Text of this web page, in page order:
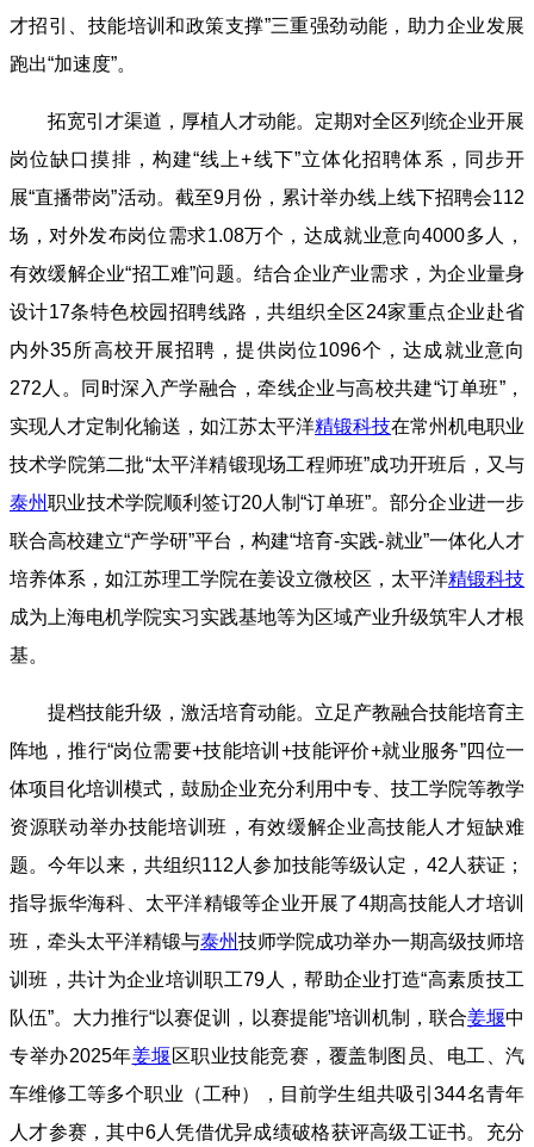
才招引、技能培训和政策支撑”三重强劲动能，助力企业发展
跑出“加速度”。
拓宽引才渠道，厚植人才动能。定期对全区列统企业开展
岗位缺口摸排，构建“线上+线下”立体化招聘体系，同步开
展“直播带岗”活动。截至9月份，累计举办线上线下招聘会112
场，对外发布岗位需求1.08万个，达成就业意向4000多人，
有效缓解企业“招工难”问题。结合企业产业需求，为企业量身
设计17条特色校园招聘线路，共组织全区24家重点企业赴省
内外35所高校开展招聘，提供岗位1096个，达成就业意向
272人。同时深入产学融合，牵线企业与高校共建“订单班”，
实现人才定制化输送，如江苏太平洋精锻科技在常州机电职业
技术学院第二批“太平洋精锻现场工程师班”成功开班后，又与
泰州职业技术学院顺利签订20人制“订单班”。部分企业进一步
联合高校建立“产学研”平台，构建“培育-实践-就业”一体化人才
培养体系，如江苏理工学院在姜设立微校区，太平洋精锻科技
成为上海电机学院实习实践基地等为区域产业升级筑牢人才根
基。
提档技能升级，激活培育动能。立足产教融合技能培育主
阵地，推行“岗位需要+技能培训+技能评价+就业服务”四位一
体项目化培训模式，鼓励企业充分利用中专、技工学院等教学
资源联动举办技能培训班，有效缓解企业高技能人才短缺难
题。今年以来，共组织112人参加技能等级认定，42人获证；
指导振华海科、太平洋精锻等企业开展了4期高技能人才培训
班，牵头太平洋精锻与泰州技师学院成功举办一期高级技师培
训班，共计为企业培训职工79人，帮助企业打造“高素质技工
队伍”。大力推行“以赛促训，以赛提能”培训机制，联合姜堰中
专举办2025年姜堰区职业技能竞赛，覆盖制图员、电工、汽
车维修工等多个职业（工种），目前学生组共吸引344名青年
人才参赛，其中6人凭借优异成绩破格获评高级工证书。充分